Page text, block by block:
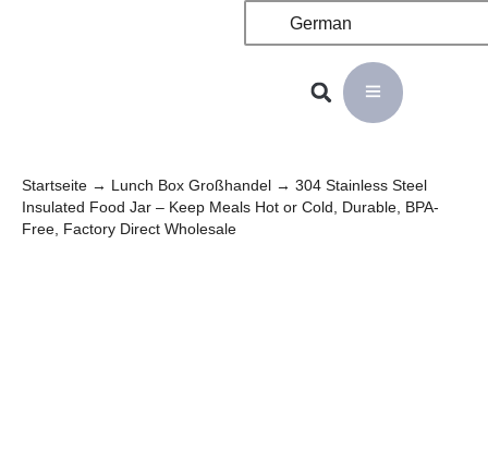
German
Startseite → Lunch Box Großhandel → 304 Stainless Steel
Insulated Food Jar – Keep Meals Hot or Cold, Durable, BPA-
Free, Factory Direct Wholesale